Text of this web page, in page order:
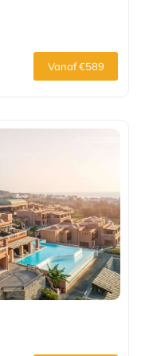
Vanaf €589